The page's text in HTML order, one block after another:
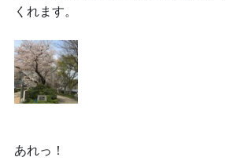
くれます。
あれっ！